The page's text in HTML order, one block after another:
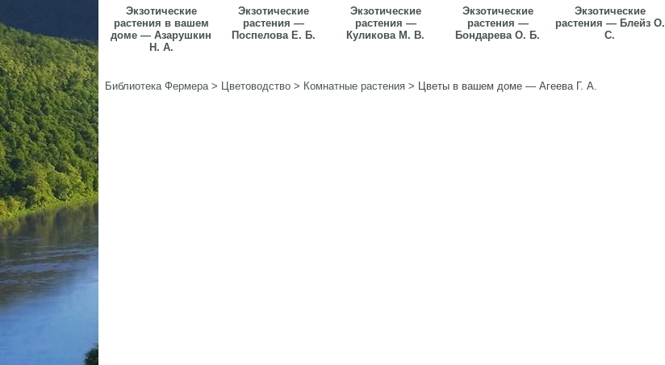
Экзотические
растения в вашем
доме — Азарушкин
Н. А.
Экзотические
растения —
Поспелова Е. Б.
Экзотические
растения —
Куликова М. В.
Экзотические
растения —
Бондарева О. Б.
Экзотические
растения — Блейз О.
С.
Библиотека Фермера> Цветоводство > Комнатные растения > Цветы в вашем доме — Агеева Г. А.